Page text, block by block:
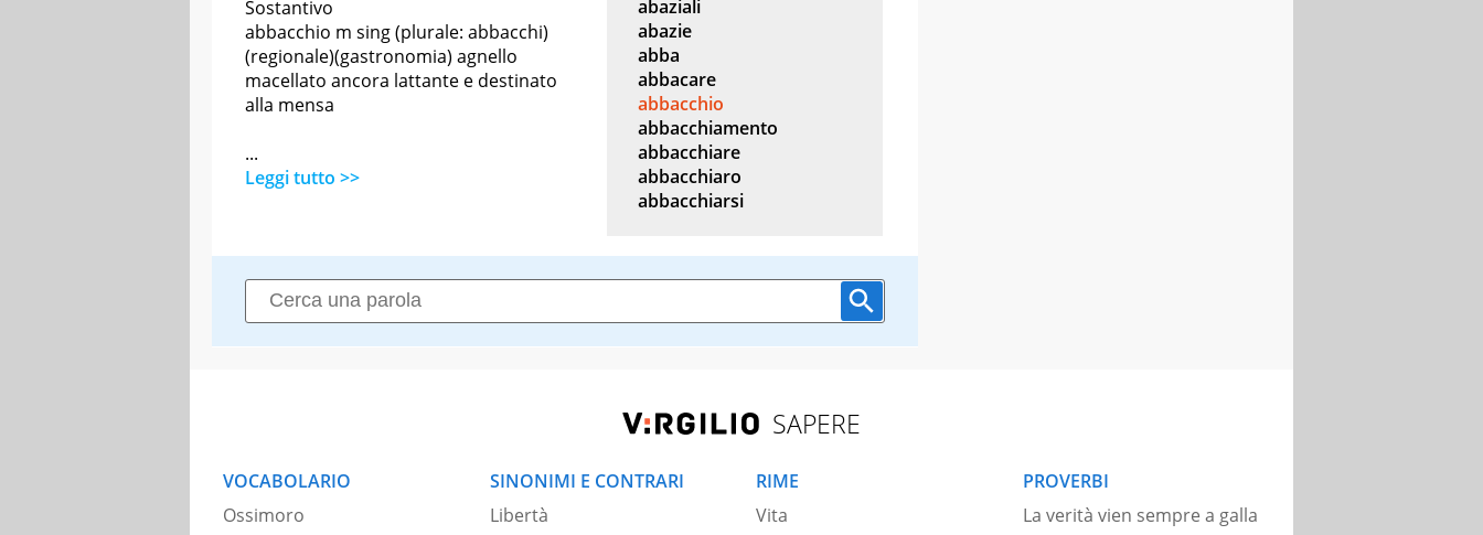
Sostantivo
abbacchio m sing (plurale: abbacchi)
(regionale)(gastronomia) agnello
macellato ancora lattante e destinato
alla mensa
...
Leggi tutto >>
abaziali
abazie
abba
abbacare
abbacchio
abbacchiamento
abbacchiare
abbacchiaro
abbacchiarsi
SAPERE
VOCABOLARIO
Ossimoro
SINONIMI E CONTRARI
Libertà
RIME
Vita
PROVERBI
La verità vien sempre a galla